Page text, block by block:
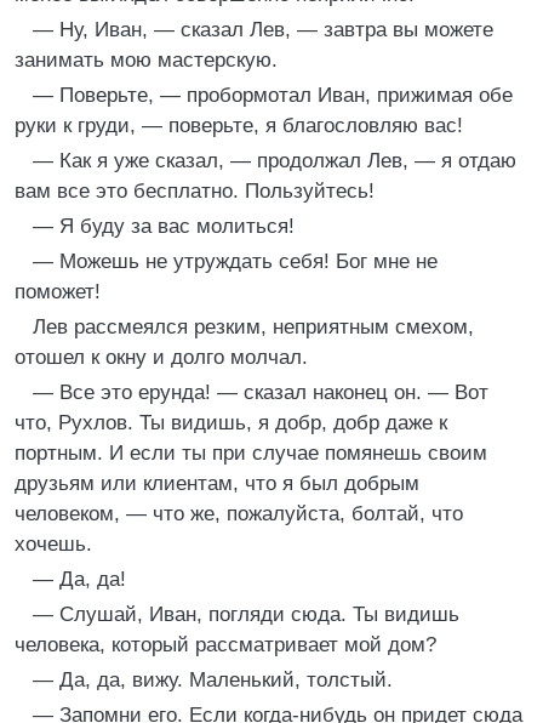
— Ну, Иван, — сказал Лев, — завтра вы можете
занимать мою мастерскую.
— Поверьте, — пробормотал Иван, прижимая обе
руки к груди, — поверьте, я благословляю вас!
— Как я уже сказал, — продолжал Лев, — я отдаю
вам все это бесплатно. Пользуйтесь!
— Я буду за вас молиться!
— Можешь не утруждать себя! Бог мне не
поможет!
Лев рассмеялся резким, неприятным смехом,
отошел к окну и долго молчал.
— Все это ерунда! — сказал наконец он. — Вот
что, Рухлов. Ты видишь, я добр, добр даже к
портным. И если ты при случае помянешь своим
друзьям или клиентам, что я был добрым
человеком, — что же, пожалуйста, болтай, что
хочешь.
— Да, да!
— Слушай, Иван, погляди сюда. Ты видишь
человека, который рассматривает мой дом?
— Да, да, вижу. Маленький, толстый.
— Запомни его. Если когда-нибудь он придет сюда